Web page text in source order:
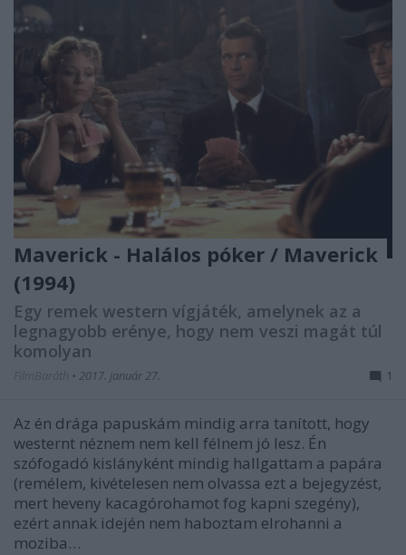
Maverick - Halálos póker / Maverick
(1994)
Egy remek western vígjáték, amelynek az a
legnagyobb erénye, hogy nem veszi magát túl
komolyan
• 2017. január 27. 1
Az én drága papuskám mindig arra tanított, hogy
westernt néznem nem kell félnem jó lesz. Én
szófogadó kislányként mindig hallgattam a papára
(remélem, kivételesen nem olvassa ezt a bejegyzést,
mert heveny kacagórohamot fog kapni szegény),
ezért annak idején nem haboztam elrohanni a
moziba…